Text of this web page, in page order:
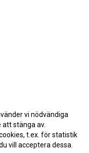
vi nödvändiga
stänga av.
t.ex. för statistik
vill acceptera dessa.